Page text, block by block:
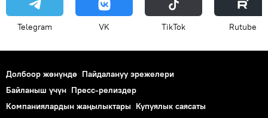
Telegram VK ТikТоk Rutube
Долбоор жөнүндө Пайдалануу эрежелери
Байланыш үчүн Пресс-релиздер
Компаниялардын жаңылыктары Купуялык саясаты